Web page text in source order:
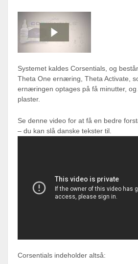
Systemet kaldes Corsentials, og
Theta One ernæring, Theta Activate,
ernæringen optages på få minutter, og
plaster.
Se denne video for at få en bedre
– du kan slå danske tekster til.
Corsentials indeholder altså: